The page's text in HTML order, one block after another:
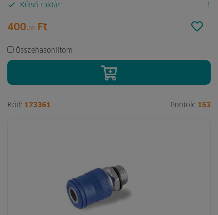
Külső raktár:
1
400.00 Ft
Összehasonlítom
Kód: 173361 Pontok: 153